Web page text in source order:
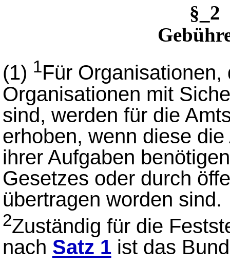
(1) 1Für
Organisationen mit
sind, werden für die
erhoben, wenn diese
ihrer Aufgaben
Gesetzes oder durch
übertragen worden sind.
2Zuständig für die
nach Satz 1ist das